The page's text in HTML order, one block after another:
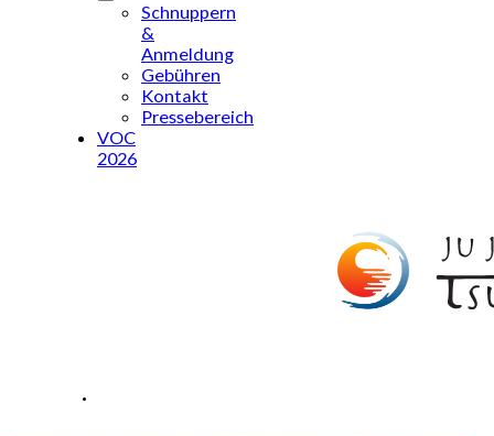
Schnuppern
&
Anmeldung
Gebühren
Kontakt
Pressebereich
VOC
2026